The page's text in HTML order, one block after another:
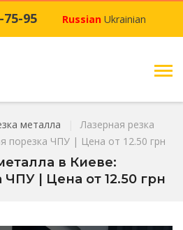
75-95 Russian Ukrainian
металла
Лазерная резка
порезка ЧПУ | Цена от 12.50 грн
в Киеве:
| Цена от 12.50 грн